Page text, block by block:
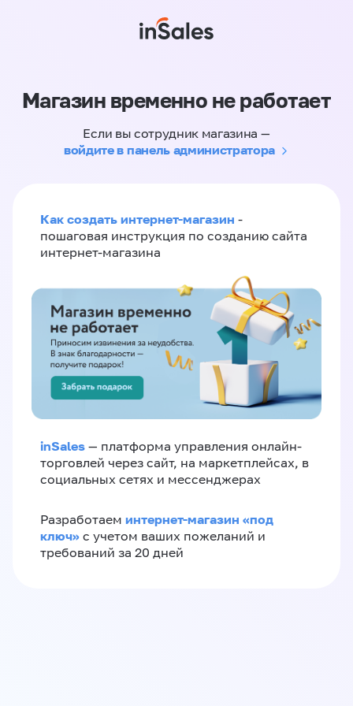
Магазин временно не работает
Если вы сотрудник магазина —
войдите в панель администратора
Как создать интернет-магазин -
пошаговая инструкция по созданию сайта
интернет-магазина
inSales — платформа управления онлайн-
торговлей через сайт, на маркетплейсах, в
социальных сетях и мессенджерах
Разработаем интернет-магазин «‎под
ключ»‎ с учетом ваших пожеланий и
требований за 20 дней